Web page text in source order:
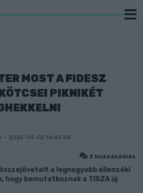
MOST A FIDESZ
PIKNIKÉT
2025-09-02 14:45:58
2 hozzászólás
a legnagyobb ellenzéki
hogy bemutatkoznak a TISZA új